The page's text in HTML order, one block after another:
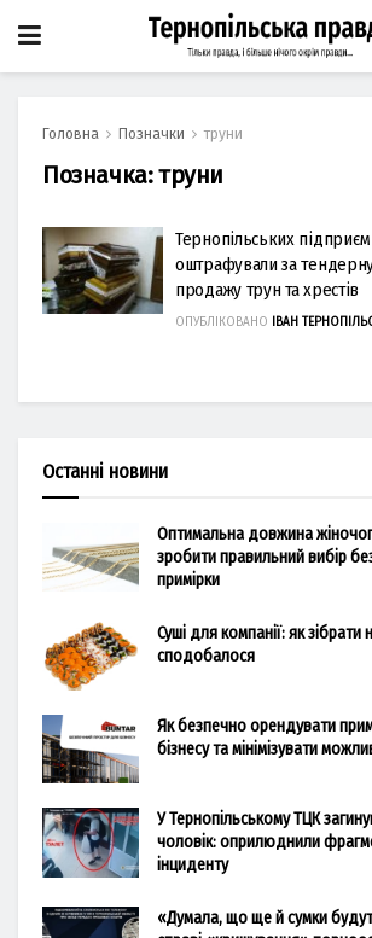
Головна Позначки труни
Позначка:труни
Тернопільських
оштрафували за
продажу трун та хрестів
ОПУБЛІКОВАНО ІВАН
Останні новини
Оптимальна довжина
зробити правильний вибір
примірки
Суші для компанії: як зібрати
сподобалося
Як безпечно орендувати
бізнесу та мінімізувати
У Тернопільському ТЦК
чоловік: оприлюднили
інциденту
«Думала, що ще й сумки